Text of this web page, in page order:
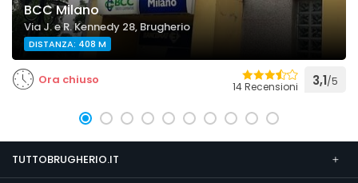
BCC Milano
Via J. e R. Kennedy 28, Brugherio
DISTANZA: 408 M
Ora chiuso 14 Recensioni 3,1/5
TUTTOBRUGHERIO.IT